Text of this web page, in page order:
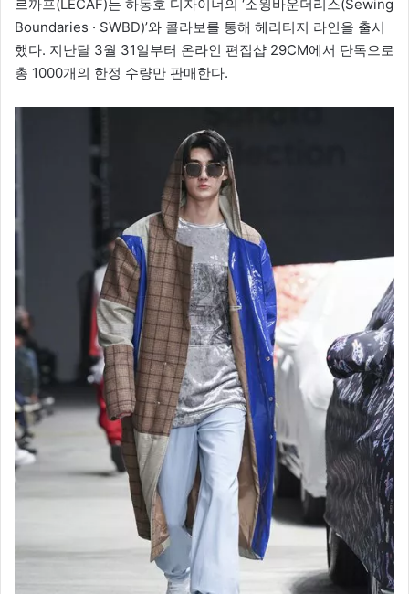
르까프(LECAF)는 하동호 디자이너의 ‘소윙바운더리스(Sewing
Boundaries · SWBD)’와 콜라보를 통해 헤리티지 라인을 출시
했다. 지난달 3월 31일부터 온라인 편집샵 29CM에서 단독으로
총 1000개의 한정 수량만 판매한다.